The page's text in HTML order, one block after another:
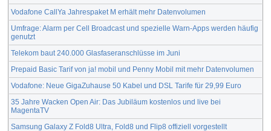
Vodafone CallYa Jahrespaket M erhält mehr Datenvolumen
Umfrage: Alarm per Cell Broadcast und spezielle Warn-Apps werden häufig
genutzt
Telekom baut 240.000 Glasfaseranschlüsse im Juni
Prepaid Basic Tarif von ja! mobil und Penny Mobil mit mehr Datenvolumen
Vodafone: Neue GigaZuhause 50 Kabel und DSL Tarife für 29,99 Euro
35 Jahre Wacken Open Air: Das Jubiläum kostenlos und live bei
MagentaTV
Samsung Galaxy Z Fold8 Ultra, Fold8 und Flip8 offiziell vorgestellt